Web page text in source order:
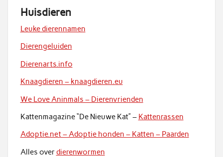
Huisdieren
Leuke dierennamen
Dierengeluiden
Dierenarts.info
Knaagdieren – knaagdieren.eu
We Love Aninmals – Dierenvrienden
Kattenmagazine “De Nieuwe Kat” – Kattenrassen
Adoptie.net – Adoptie honden – Katten – Paarden
Alles overdierenwormen